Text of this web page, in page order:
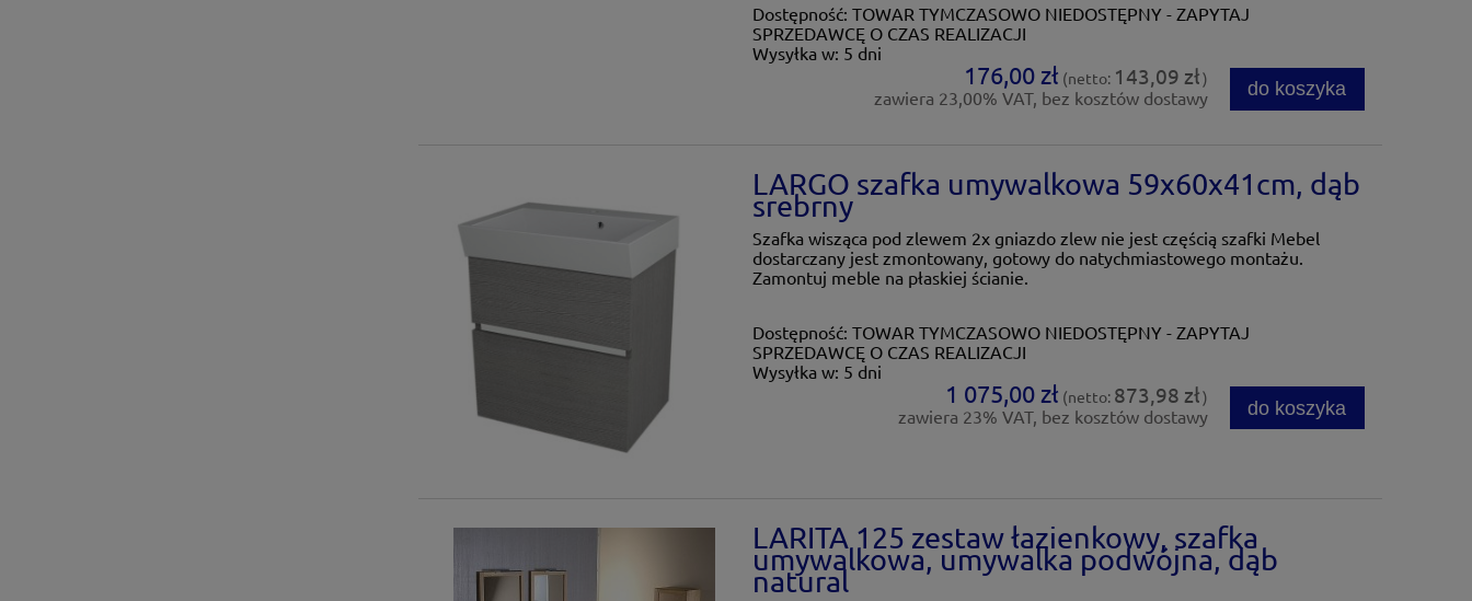
Dostępność: TOWAR TYMCZASOWO NIEDOSTĘPNY - ZAPYTAJ
SPRZEDAWCĘ O CZAS REALIZACJI
Wysyłka w: 5 dni
176,00 zł (netto: 143,09 zł)
zawiera 23,00% VAT, bez kosztów dostawy do koszyka
LARGO szafka umywalkowa 59x60x41cm, dąb
srebrny
Szafka wisząca pod zlewem 2x gniazdo zlew nie jest częścią szafki Mebel
dostarczany jest zmontowany, gotowy do natychmiastowego montażu.
Zamontuj meble na płaskiej ścianie.
Dostępność: TOWAR TYMCZASOWO NIEDOSTĘPNY - ZAPYTAJ
SPRZEDAWCĘ O CZAS REALIZACJI
Wysyłka w: 5 dni
1 075,00 zł (netto: 873,98 zł)
zawiera 23% VAT, bez kosztów dostawy do koszyka
LARITA 125 zestaw łazienkowy, szafka
umywalkowa, umywalka podwójna, dąb
natural